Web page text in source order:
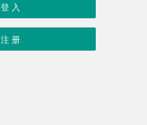
登 入
注 册